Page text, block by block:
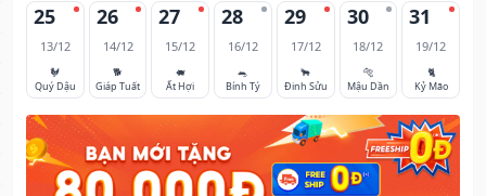
25
13/12
🐓
Quý Dậu
26
14/12
🐕
Giáp Tuất
27
15/12
🐖
Ất Hợi
28
16/12
🐀
Bính Tý
29
17/12
🐂
Đinh Sửu
30
18/12
🐅
Mậu Dần
31
19/12
🐈
Kỷ Mão